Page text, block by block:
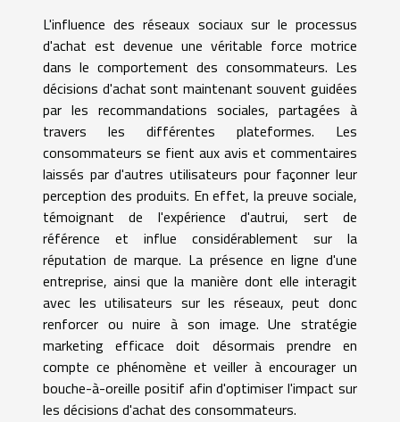
L'influence des réseaux sociaux sur le processus
d'achat est devenue une véritable force motrice
dans le comportement des consommateurs. Les
décisions d'achat sont maintenant souvent guidées
par les recommandations sociales, partagées à
travers les différentes plateformes. Les
consommateurs se fient aux avis et commentaires
laissés par d'autres utilisateurs pour façonner leur
perception des produits. En effet, la preuve sociale,
témoignant de l'expérience d'autrui, sert de
référence et influe considérablement sur la
réputation de marque. La présence en ligne d'une
entreprise, ainsi que la manière dont elle interagit
avec les utilisateurs sur les réseaux, peut donc
renforcer ou nuire à son image. Une stratégie
marketing efficace doit désormais prendre en
compte ce phénomène et veiller à encourager un
bouche-à-oreille positif afin d'optimiser l'impact sur
les décisions d'achat des consommateurs.